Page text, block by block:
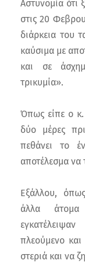
Αστυνομία ότι
στις 20
διάρκεια του
καύσιμα με
και σε
τρικυμία».
Όπως είπε ο κ.
δύο μέρες
πεθάνει το
αποτέλεσμα να
Εξάλλου,
άλλα
πλεούμενο
στεριά και να